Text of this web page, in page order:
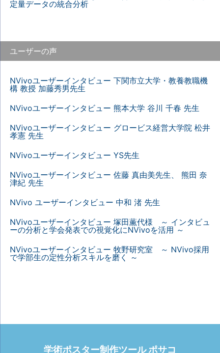
定量データの統合分析
ユーザーの声
NVivoユーザーインタビュー 下関市立大学・教養教職機
構 教授 加藤秀男先生
NVivoユーザーインタビュー 熊本大学 谷川 千春 先生
NVivoユーザーインタビュー グロービス経営大学院 松井
孝憲 先生
NVivoユーザーインタビュー YS先生
NVivoユーザーインタビュー 佐藤 真由美先生、 熊田 奈
津紀 先生
NVivo ユーザーインタビュー 中和 渚 先生
NVivoユーザーインタビュー 塚田薫代様 ～ インタビュ
ーの分析と学会発表での視覚化にNVivoを活用 ～
NVivoユーザーインタビュー 牧野研究室 ～ NVivo採用
で学部生の定性分析スキルを磨く ～
学術ポスター制作ツール ポサコ